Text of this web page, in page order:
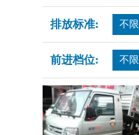
排放标准: 不限
前进档位: 不限